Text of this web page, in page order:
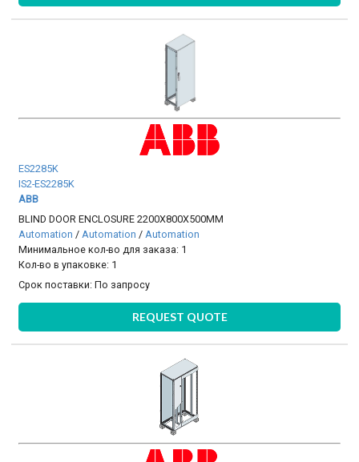
ES2285K
IS2-ES2285K
ABB
BLIND DOOR ENCLOSURE 2200X800X500MM
Automation /Automation /Automation
Минимальное кол-во для заказа: 1
Кол-во в упаковке: 1
Срок поставки:По запросу
REQUEST QUOTE